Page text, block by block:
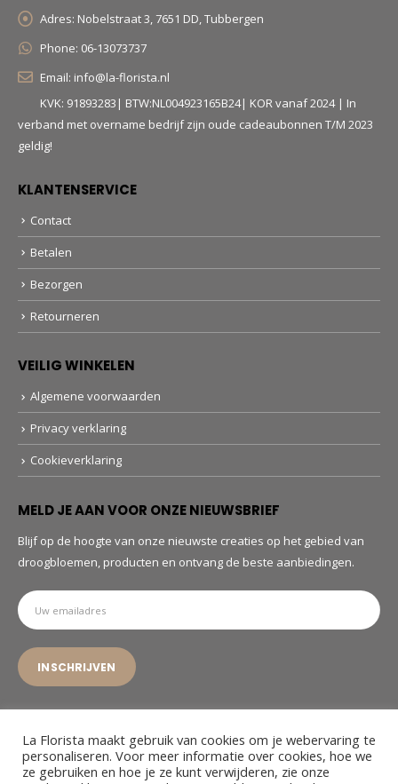
Adres: Nobelstraat 3, 7651 DD, Tubbergen
Phone: 06-13073737
Email: info@la-florista.nl
KVK: 91893283| BTW:NL004923165B24| KOR vanaf 2024 | In
verband met overname bedrijf zijn oude cadeaubonnen T/M 2023
geldig!
KLANTENSERVICE
Contact
Betalen
Bezorgen
Retourneren
VEILIG WINKELEN
Algemene voorwaarden
Privacy verklaring
Cookieverklaring
MELD JE AAN VOOR ONZE NIEUWSBRIEF
Blijf op de hoogte van onze nieuwste creaties op het gebied van
droogbloemen, producten en ontvang de beste aanbiedingen.
© La Florista. 2022. All Rights Reserved
La Florista maakt gebruik van cookies om je webervaring te
personaliseren. Voor meer informatie over cookies, hoe we
ze gebruiken en hoe je ze kunt verwijderen, zie onze